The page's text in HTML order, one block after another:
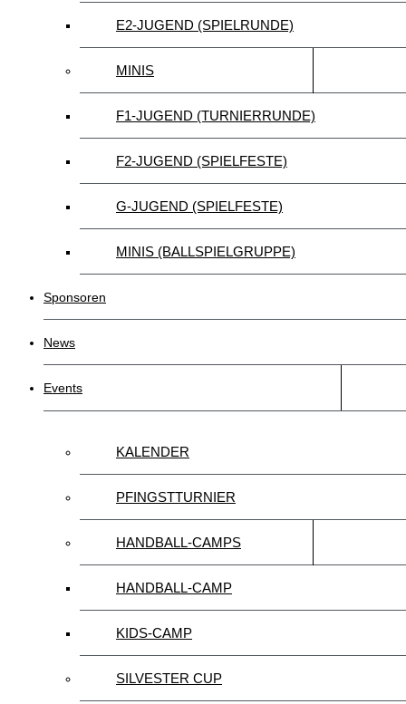
E2-JUGEND (SPIELRUNDE)
MINIS
F1-JUGEND (TURNIERRUNDE)
F2-JUGEND (SPIELFESTE)
G-JUGEND (SPIELFESTE)
MINIS (BALLSPIELGRUPPE)
Sponsoren
News
Events
KALENDER
PFINGSTTURNIER
HANDBALL-CAMPS
HANDBALL-CAMP
KIDS-CAMP
SILVESTER CUP